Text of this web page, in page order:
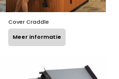
Cover Craddle
Meer informatie